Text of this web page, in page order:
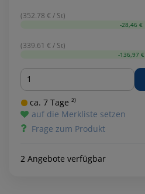
(352.78 € / St)
-28,46 €
(339.61 € / St)
-136,97 €
Menge
ca. 7 Tage ²⁾
auf die Merkliste setzen
Frage zum Produkt
2 Angebote verfügbar